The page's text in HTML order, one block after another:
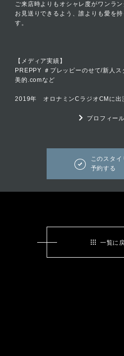
ご来店時よりもオシャレ度がワンラ
お見送りできるよう、誰よりも愛を
す。
【メディア実績】
PREPPY ＃プレッピーのせて/新人ス
美的.comなど
2019年 オロナミンCラジオCMに出
プロフィー
このスタイ
予約する
一覧に